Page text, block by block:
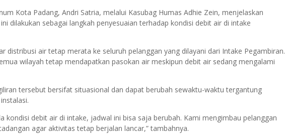
Kota Padang, Andri Satria, melalui Kasubag Humas Adhie Zein, menjelaskan
dilakukan sebagai langkah penyesuaian terhadap kondisi debit air di intake
distribusi air tetap merata ke seluruh pelanggan yang dilayani dari Intake Pegambiran.
wilayah tetap mendapatkan pasokan air meskipun debit air sedang mengalami
tersebut bersifat situasional dan dapat berubah sewaktu-waktu tergantung
kondisi debit air di intake, jadwal ini bisa saja berubah. Kami mengimbau pelanggan
agar aktivitas tetap berjalan lancar,” tambahnya.